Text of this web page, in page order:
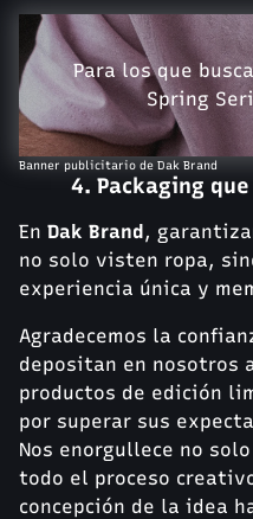
Para los que
Spring
Banner publicitario de Dak Brand
4. Packaging
En Dak Brand,
no solo visten ropa,
experiencia única y
Agradecemos la
depositan en nosotros
productos de edición
por superar sus
Nos enorgullece no
todo el proceso
concepción de la idea